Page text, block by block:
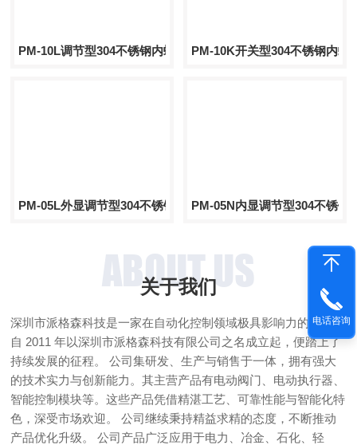
PM-10L调节型304不锈钢内螺纹球阀PM-10K开关型304不锈钢内螺
PM-05L外显调节型304不锈钢内螺纹球阀PM-05N内显调节型304不锈钢
ABOUT US
关于我们
深圳市派格森科技是一家在自动化控制领域极具影响力的企业。
自 2011 年以深圳市派格森科技有限公司之名成立起，便踏上了
持续发展的征程。 公司集研发、生产与销售于一体，拥有强大
的技术实力与创新能力。其主营产品有电动阀门、电动执行器、
智能控制模块等。这些产品凭借精湛工艺、可靠性能与智能化特
色，深受市场欢迎。 公司继续秉持精益求精的态度，不断推动
产品优化升级。 公司产品广泛应用于电力、冶金、石化、轻
电话咨询